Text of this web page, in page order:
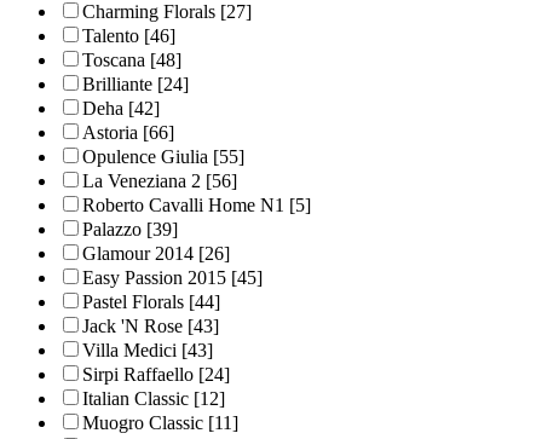
Charming Florals [27]
Talento [46]
Toscana [48]
Brilliante [24]
Deha [42]
Astoria [66]
Opulence Giulia [55]
La Veneziana 2 [56]
Roberto Cavalli Home N1 [5]
Palazzo [39]
Glamour 2014 [26]
Easy Passion 2015 [45]
Pastel Florals [44]
Jack 'N Rose [43]
Villa Medici [43]
Sirpi Raffaello [24]
Italian Classic [12]
Muogro Сlassic [11]